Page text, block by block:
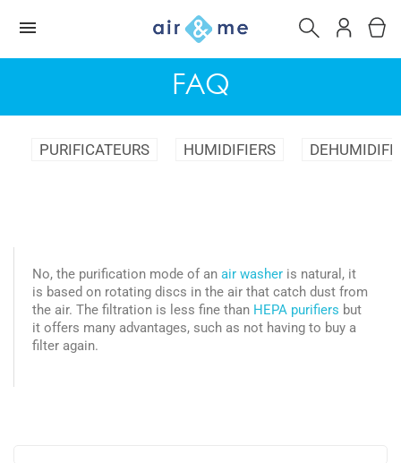
FAQ
PURIFICATEURS HUMIDIFIERS
No, the purification mode of an air washer is natural, it
is based on rotating discs in the air that catch dust from
the air. The filtration is less fine than HEPA purifiers but
it offers many advantages, such as not having to buy a
filter again.